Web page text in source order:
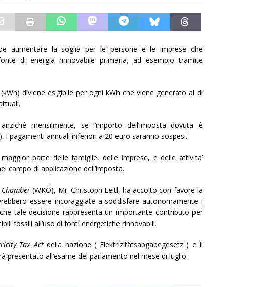
aumentare la soglia per le persone e le imprese che
di energia rinnovabile primaria, ad esempio tramite
diviene esigibile per ogni kWh che viene generato al di
mensilmente, se l’importo dell’imposta dovuta è
I pagamenti annuali inferiori a 20 euro saranno sospesi.
parte delle famiglie, delle imprese, e delle attivita’
campo di applicazione dell’imposta.
(WKÖ), Mr. Christoph Leitl, ha accolto con favore la
essere incoraggiate a soddisfare autonomamente i
tale decisione rappresenta un importante contributo per
fossili all’uso di fonti energetiche rinnovabili.
Tax Actdella nazione ( Elektrizitätsabgabegesetz ) e il
presentato all’esame del parlamento nel mese di luglio.